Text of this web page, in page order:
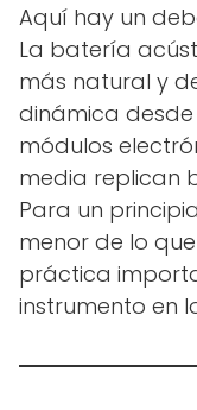
Aquí hay un
La batería
más natural y
dinámica desde
módulos
media replican
Para un
menor de lo
práctica
instrumento en